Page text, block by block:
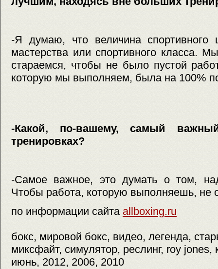
-Я думаю, что величина спортивного
мастерства или спортивного класса.
стараемся, чтобы не было пустой
которую мы выполняем, была на 100%
-Какой, по-вашему, самый
тренировках?
-Самое важное, это думать о том,
Чтобы работа, которую выполняешь, не
по информации сайта allboxing.ru
бокс, мировой бокс, видео, легенда,
миксфайт, симулятор, реслинг, roy jones,
июнь, 2012, 2006, 2010